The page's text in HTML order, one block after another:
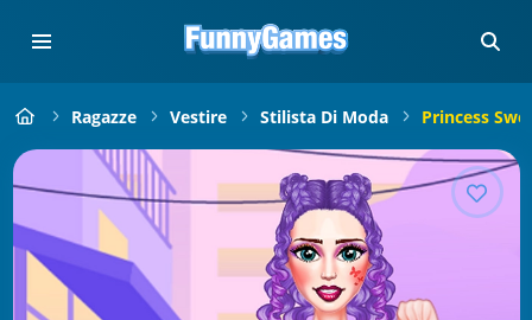
Ragazze Vestire Stilista Di Moda Princess